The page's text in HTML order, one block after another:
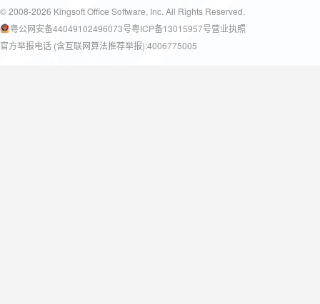
© 2008-2026 Kingsoft Office Software, Inc. All Rights Reserved.
粤公网安备44049102496073号粤ICP备13015957号营业执照
官方举报电话 (含互联网算法推荐举报):4006775005